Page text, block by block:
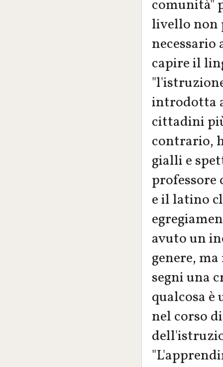
comunità"
livello non
capire il
introdotta
cittadini
contrario,
gialli e
professore
e il latino
avuto un
genere,
segni una
qualcosa
nel corso